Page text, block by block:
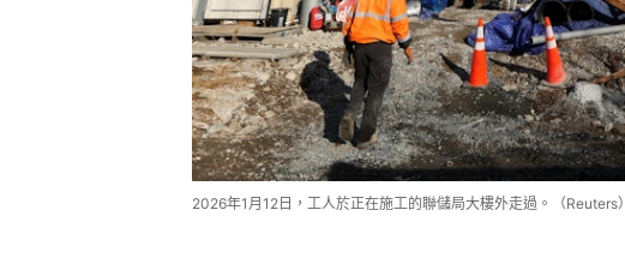
2026年1月12日，工人於正在施工的聯儲局大樓外走過。（Reuters）